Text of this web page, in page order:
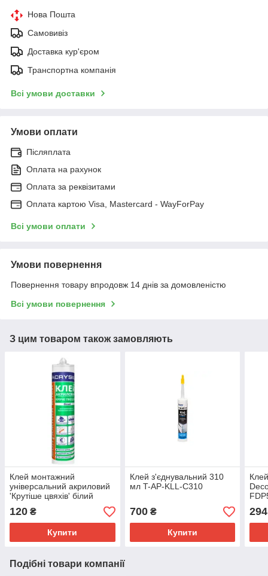
Нова Пошта
Самовивіз
Доставка кур'єром
Транспортна компанія
Всі умови доставки
Умови оплати
Післяплата
Оплата на рахунок
Оплата за реквізитами
Оплата картою Visa, Mastercard - WayForPay
Всі умови оплати
Умови повернення
Повернення товару впродовж 14 днів за домовленістю
Всі умови повернення
З цим товаром також замовляють
Клей монтажний
універсальний акриловий
'Крутіше цвяхів' білий
LACRYSIL, 280 мл
120 ₴
Купити
Клей з'єднувальний 310
мл T-AP-KLL-C310
700₴
Купити
294
Подібні товари компанії